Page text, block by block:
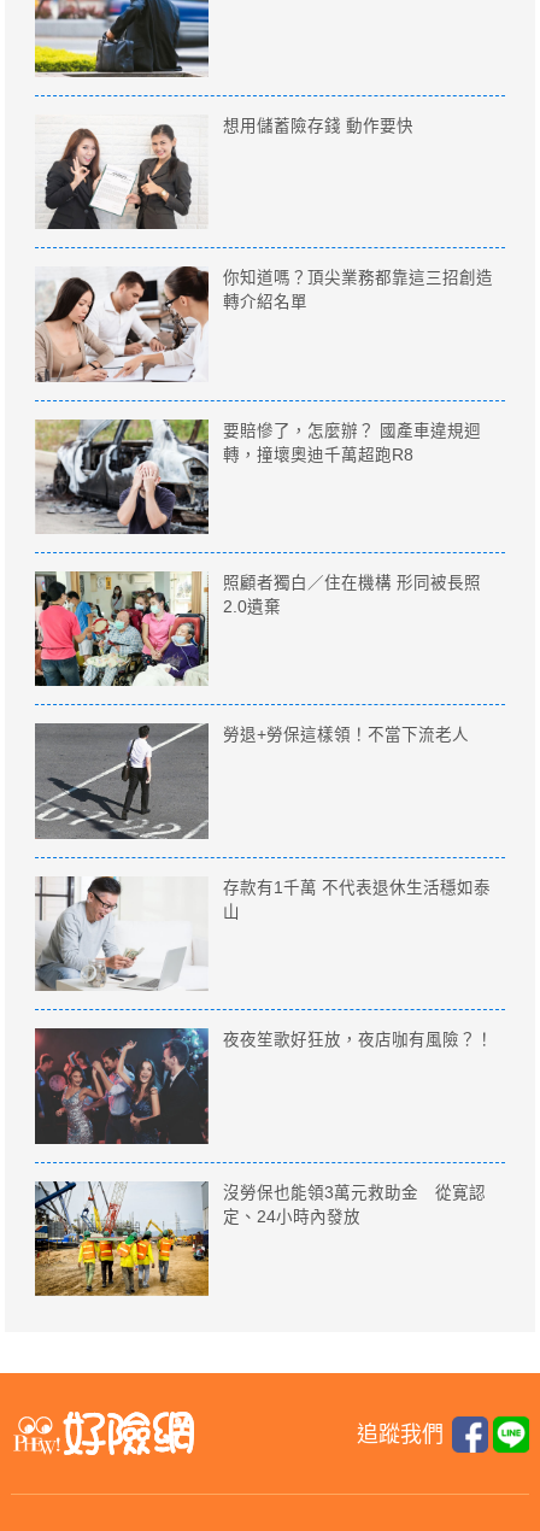
想用儲蓄險存錢 動作要快
你知道嗎？頂尖業務都靠這三招創造
轉介紹名單
要賠慘了，怎麼辦？ 國產車違規迴
轉，撞壞奧迪千萬超跑R8
照顧者獨白／住在機構 形同被長照
2.0遺棄
勞退+勞保這樣領！不當下流老人
存款有1千萬 不代表退休生活穩如泰
山
夜夜笙歌好狂放，夜店咖有風險？！
沒勞保也能領3萬元救助金 從寛認
定、24小時內發放
追蹤我們